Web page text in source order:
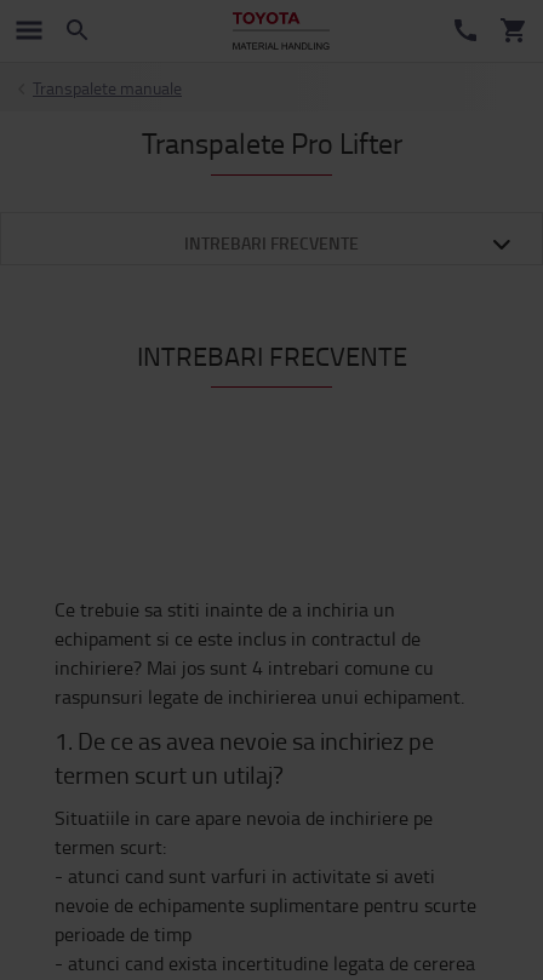
Transpalete manuale
Transpalete Pro Lifter
INTREBARI FRECVENTE
INTREBARI FRECVENTE
Ce trebuie sa stiti inainte de a inchiria un
echipament si ce este inclus in contractul de
inchiriere? Mai jos sunt 4 intrebari comune cu
raspunsuri legate de inchirierea unui echipament.
1. De ce as avea nevoie sa inchiriez pe
termen scurt un utilaj?
Situatiile in care apare nevoia de inchiriere pe
termen scurt:
- atunci cand sunt varfuri in activitate si aveti
nevoie de echipamente suplimentare pentru scurte
perioade de timp
- atunci cand exista incertitudine legata de cererea